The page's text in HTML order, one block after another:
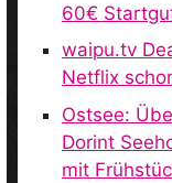
60€
waipu.tv
Netflix
Ostsee:
Dorint
mit